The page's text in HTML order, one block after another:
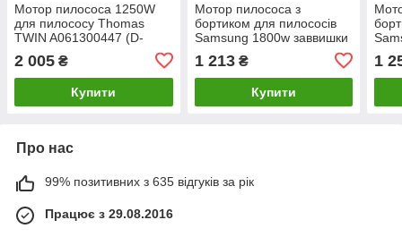
Мотор пилососа 1250W
для пилососу Thomas
TWIN A061300447 (D-
144/107мм, H-69/166мм)
2 005 ₴
Купити
Мотор пилососа з
бортиком для пилососів
Samsung 1800w заввишки
(DJ31-00067P)
1 213₴
Купити
1
Про нас
99% позитивних з 635 відгуків за рік
Працює з 29.08.2016